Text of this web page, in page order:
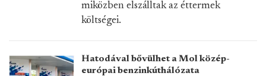
miközben elszálltak az éttermek
költségei.
Hatodával bővülhet a Mol közép-
európai benzinkúthálózata